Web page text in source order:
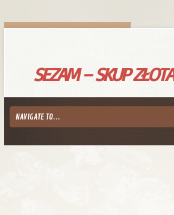
SEZAM – SKUP